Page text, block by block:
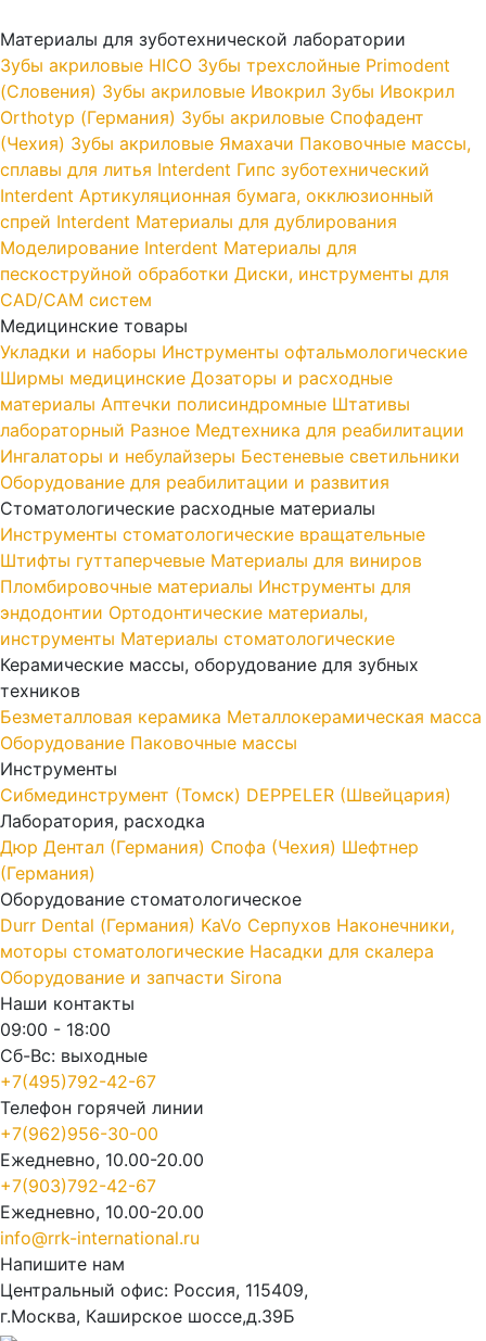
Материалы для зуботехнической лаборатории
Зубы акриловые HICO Зубы трехслойные Primodent
(Словения) Зубы акриловые Ивокрил Зубы Ивокрил
Orthotyp (Германия) Зубы акриловые Спофадент
(Чехия) Зубы акриловые Ямахачи Паковочные массы,
сплавы для литья Interdent Гипс зуботехнический
Interdent Артикуляционная бумага, окклюзионный
спрей Interdent Материалы для дублирования
Моделирование Interdent Материалы для
пескоструйной обработки Диски, инструменты для
CAD/CAM систем
Медицинские товары
Укладки и наборы Инструменты офтальмологические
Ширмы медицинские Дозаторы и расходные
материалы Аптечки полисиндромные Штативы
лабораторный Разное Медтехника для реабилитации
Ингалаторы и небулайзеры Бестеневые светильники
Оборудование для реабилитации и развития
Стоматологические расходные материалы
Инструменты стоматологические вращательные
Штифты гуттаперчевые Материалы для виниров
Пломбировочные материалы Инструменты для
эндодонтии Ортодонтические материалы,
инструменты Материалы стоматологические
Керамические массы, оборудование для зубных
техников
Безметалловая керамика Металлокерамическая масса
Оборудование Паковочные массы
Инструменты
Cибмединструмент (Томск) DEPPELER (Швейцария)
Лаборатория, расходка
Дюр Дентал (Германия) Спофа (Чехия) Шефтнер
(Германия)
Оборудование стоматологическое
Durr Dental (Германия) KaVo Серпухов Наконечники,
моторы стоматологические Насадки для скалера
Оборудование и запчасти Sirona
Наши контакты
09:00 - 18:00
Сб-Вс: выходные
+7(495)792-42-67
Телефон горячей линии
+7(962)956-30-00
Ежедневно, 10.00-20.00
+7(903)792-42-67
Ежедневно, 10.00-20.00
info@rrk-international.ru
Напишите нам
Центральный офис: Россия, 115409,
г.Москва, Каширское шоссе,д.39Б